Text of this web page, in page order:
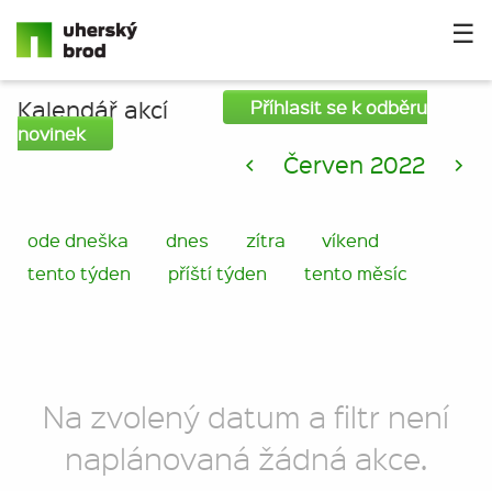
☰
Kalendář akcí
Příhlasit se k odběru
novinek
< Červen 2022 >
ode dneška dnes zítra
víkend
tento týden
příští týden tento měsíc
Na zvolený datum a filtr není
naplánovaná žádná akce.